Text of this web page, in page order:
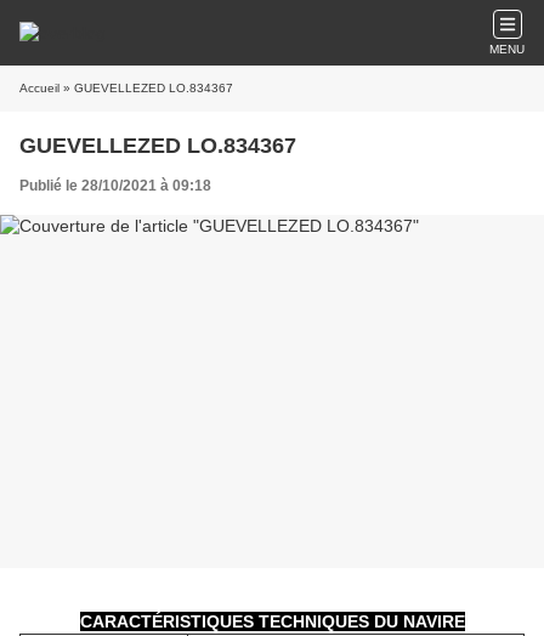
MENU
Accueil » GUEVELLEZED LO.834367
GUEVELLEZED LO.834367
Publié le 28/10/2021 à 09:18
CARACTÉRISTIQUES TECHNIQUES DU NAVIRE